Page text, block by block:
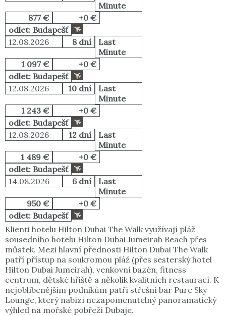
Minute
877 €
+0 €
odlet: Budapešť
12.08.2026
8 dní
Last
Minute
1 097 €
+0 €
odlet: Budapešť
12.08.2026
10 dní
Last
Minute
1 243 €
+0 €
odlet: Budapešť
12.08.2026
12 dní
Last
Minute
1 489 €
+0 €
odlet: Budapešť
14.08.2026
6 dní
Last
Minute
950 €
+0 €
odlet: Budapešť
Klienti hotelu Hilton Dubai The Walk využívají pláž
sousedního hotelu Hilton Dubai Jumeirah Beach přes
můstek. Mezi hlavní přednosti Hilton Dubai The Walk
patří přístup na soukromou pláž (přes sesterský hotel
Hilton Dubai Jumeirah), venkovní bazén, fitness
centrum, dětské hřiště a několik kvalitních restaurací. K
nejoblíbenějším podnikům patří střešní bar Pure Sky
Lounge, který nabízí nezapomenutelný panoramatický
výhled na mořské pobřeží Dubaje.